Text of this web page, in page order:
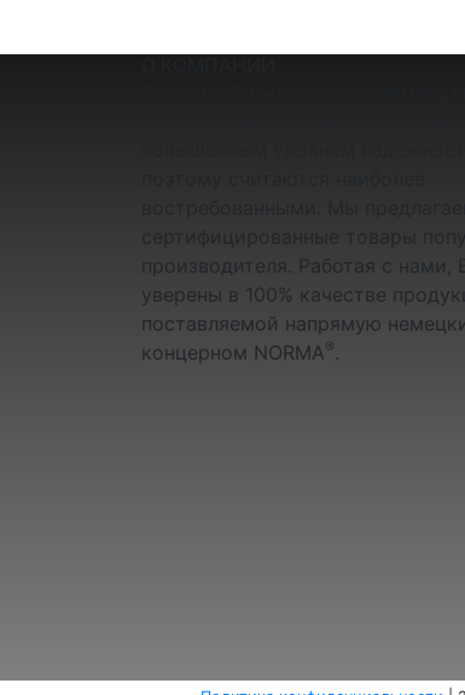
сертифицированные товары
производителя. Работая с нами,
уверены в 100% качестве
поставляемой напрямую
концерном NORMA®.